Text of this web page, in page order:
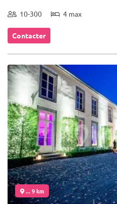
10-300 4 max
Contacter
... 9 km